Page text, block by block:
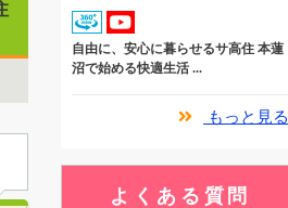
自由に、安心に暮らせるサ高住 本蓮
沼で始める快適生活 ...
もっと見る
よくある質問